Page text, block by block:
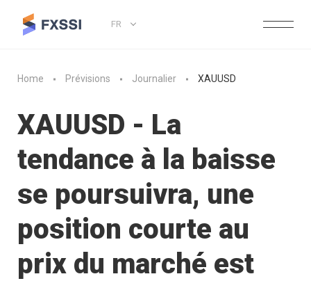
FR
Home Prévisions Journalier XAUUSD
XAUUSD - La
tendance à la baisse
se poursuivra, une
position courte au
prix du marché est